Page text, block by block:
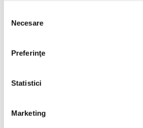
consimțământului
Necesare
Preferinţe
Statistici
Marketing